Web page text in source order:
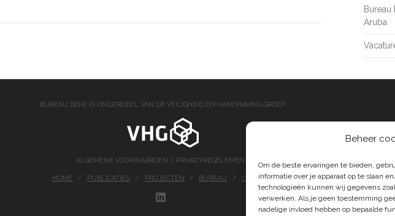
Beheer
Om de beste ervaringen te bieden,
informatie over je apparaat op te slaan
technologieën kunnen wij gegevens
verwerken. Als je geen toestemming
nadelige invloed hebben op bepaalde
Aruba
BUREAU BEKE IS ONDERDEEL VAN DE VEILIGHEID EN HANDHAVING GROEP
ALGEMENE VOORWAARDEN / PRIVACYREGELEMENT
HOME PUBLICATIES PROJECTEN BUREAU CONTACT